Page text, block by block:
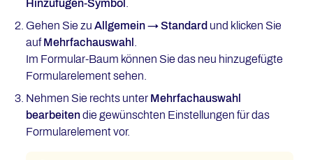
Hinzufügen-Symbol
Gehen Sie zu Allgemein → Standard und klicken Sie
aufMehrfachauswahl
Im Formular-Baum können Sie das neu hinzugefügte
Formularelement sehen.
Nehmen Sie rechts unter Mehrfachauswahl
bearbeitendie gewünschten Einstellungen für das
Formularelement vor.